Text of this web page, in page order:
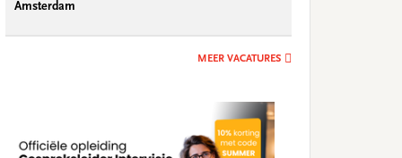
Amsterdam
MEER VACATURES